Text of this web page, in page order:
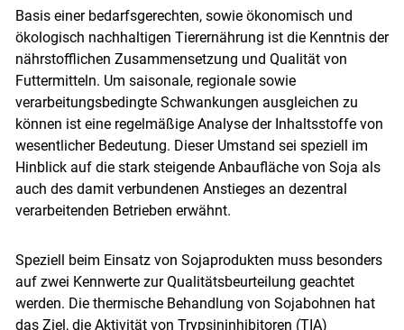
Basis einer bedarfsgerechten, sowie ökonomisch und
ökologisch nachhaltigen Tierernährung ist die Kenntnis der
nährstofflichen Zusammensetzung und Qualität von
Futtermitteln. Um saisonale, regionale sowie
verarbeitungsbedingte Schwankungen ausgleichen zu
können ist eine regelmäßige Analyse der Inhaltsstoffe von
wesentlicher Bedeutung. Dieser Umstand sei speziell im
Hinblick auf die stark steigende Anbaufläche von Soja als
auch des damit verbundenen Anstieges an dezentral
verarbeitenden Betrieben erwähnt.
Speziell beim Einsatz von Sojaprodukten muss besonders
auf zwei Kennwerte zur Qualitätsbeurteilung geachtet
werden. Die thermische Behandlung von Sojabohnen hat
das Ziel, die Aktivität von Trypsininhibitoren (TIA)